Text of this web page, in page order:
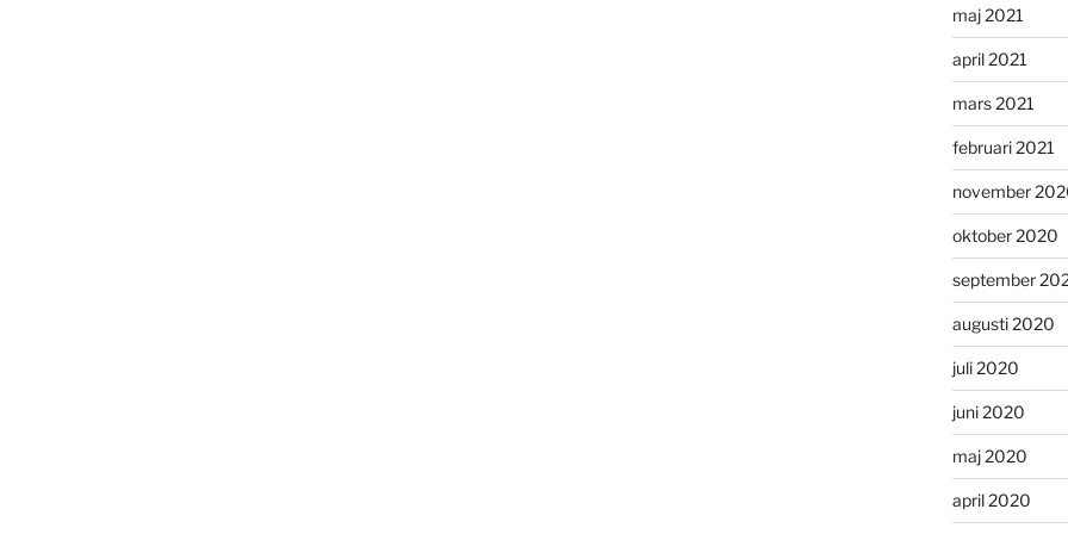
maj 2021
april 2021
mars 2021
februari 2021
november
oktober 2020
september
augusti 2020
juli 2020
juni 2020
maj 2020
april 2020